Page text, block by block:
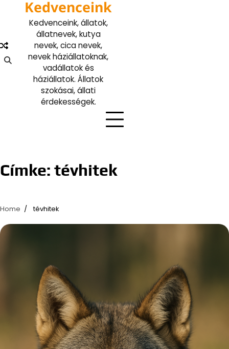
Kedvenceink
Kedvenceink, állatok,
állatnevek, kutya
nevek, cica nevek,
nevek háziállatoknak,
vadállatok és
háziállatok. Állatok
szokásai, állati
érdekességek.
Címke: tévhitek
Home tévhitek